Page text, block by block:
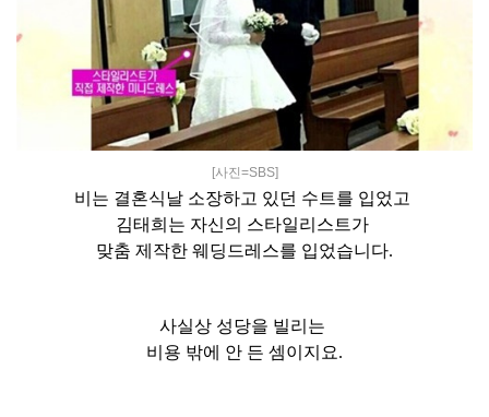
[사진=SBS]
비는 결혼식날 소장하고 있던 수트를 입었고
김태희는 자신의 스타일리스트가
맞춤 제작한 웨딩드레스를 입었습니다.
사실상 성당을 빌리는
비용 밖에 안 든 셈이지요.